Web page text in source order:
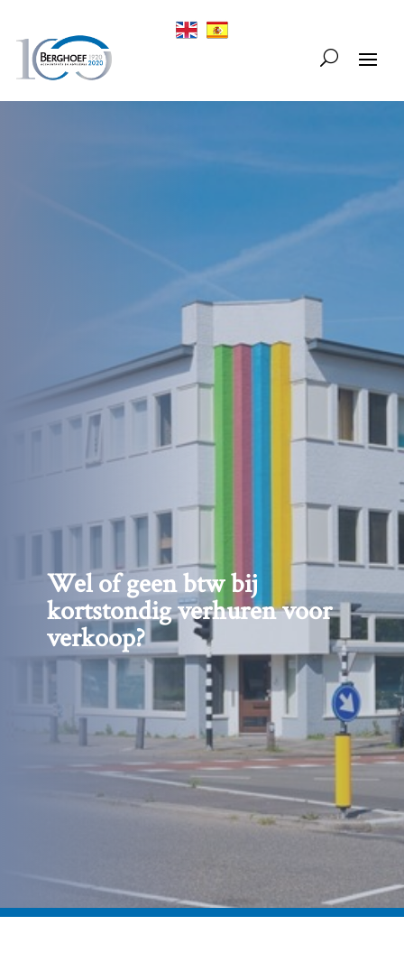
Wel of geen btw bij
kortstondig verhuren voor
verkoop?